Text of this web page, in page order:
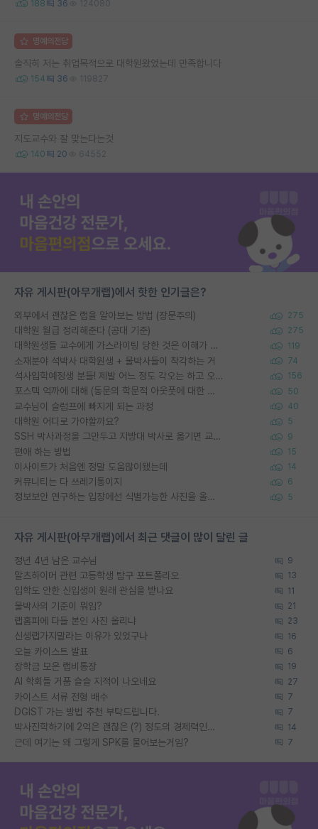
188 36 124080
명예의전당
솔직히 저는 취업목적으로 대학원왔었는데 만족합니다
154 36 119827
명예의전당
지도교수와 잘 맞는다는것
140 20 64552
자유 게시판(아무개랩)에서 핫한 인기글은?
외부에서 괜찮은 랩을 알아보는 방법 (장문주의) 275
대학원 월급 정리해준다 (공대 기준) 275
대학원생들 교수에게 가스라이팅 당한 것은 이해가 갑니다. 안타깝네요. 119
소재분야 석박사 대학원생 + 물박사들이 착각하는 거 74
석사입학예정생 분들! 제발 어느 정도 각오는 하고 오세요. 156
포스텍 억까에 대해 (동문의 학문적 아웃풋에 대한 반박) 50
교수님이 슬럼프에 빠지게 되는 과정 40
대학원 어디로 가야할까요? 5
SSH 박사과정을 그만두고 지방대 박사로 옮기면 교수의 꿈은 끝일까요? 9
편애 하는 방법 15
이사이트가 처음엔 정말 도움많이됐는데 14
커뮤니티는 다 쓰레기통이지 6
정보보안 연구하는 입장에선 식별가능한 사진을 올리는건 비추이긴함 5
자유 게시판(아무개랩)에서 최근 댓글이 많이 달린 글
정년 4년 남은 교수님 9
알츠하이머 관련 고등학생 탐구 포트폴리오 13
입학도 안한 신입생이 원래 관심을 받나요 11
물박사의 기준이 뭐임? 21
랩홈피에 다들 본인 사진 올리냐 23
신생랩가지말라는 이유가 있었구나 16
오늘 카이스트 발표 6
장학금 모은 랩비통장 19
AI 학회들 거품 슬슬 지적이 나오네요 27
카이스트 서류 전형 배수 7
DGIST 가는 방법 추천 부탁드립니다. 7
박사진학하기에 2억은 괜찮은 (?) 정도의 경제력인가요 14
근데 여기는 왜 그렇게 SPK를 물어보는거임? 7